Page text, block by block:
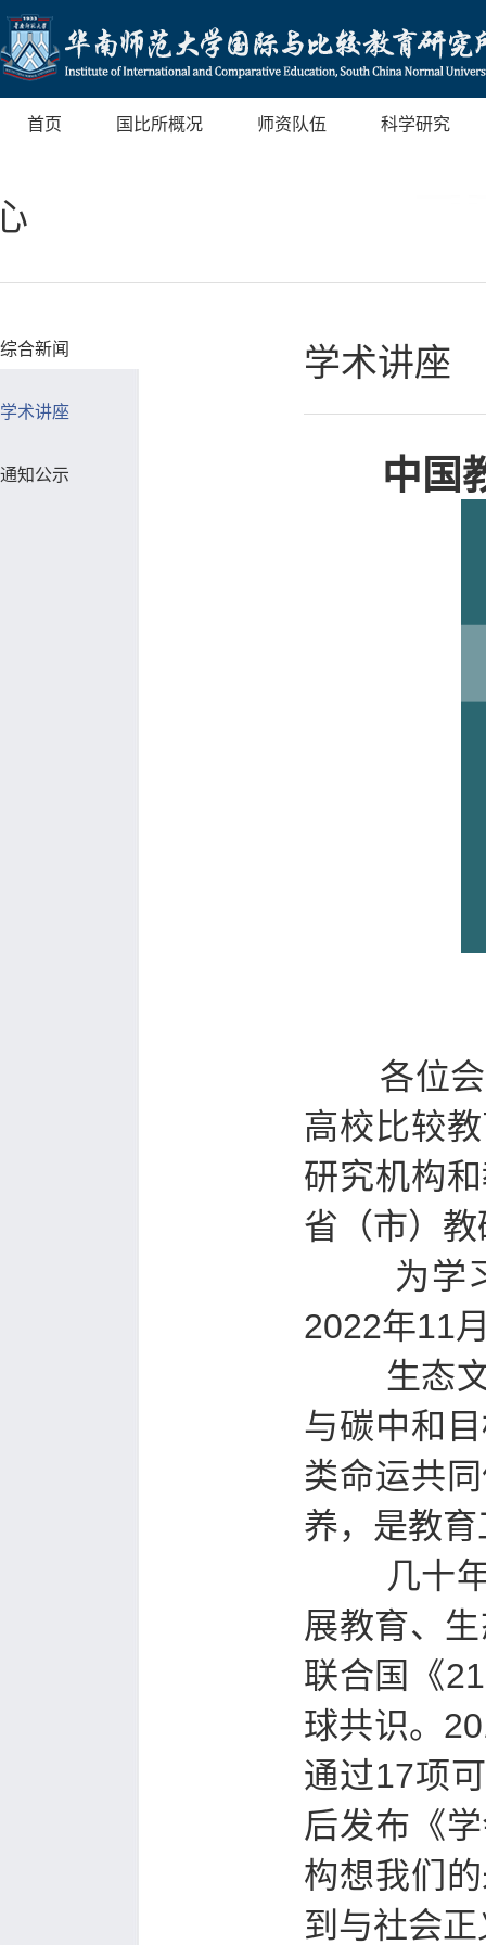
首页 国比所概况 师资队伍 科学研究
综合新闻
学术讲座
通知公示
学术讲座
中国
各位
高校比较
研究机构
省（市）
为学习
2022年11
生态文明
与碳中和
类命运共
养，是教
几十年来
展教育、
联合国《
球共识。
通过17项
后发布《
构想我们
到与社会